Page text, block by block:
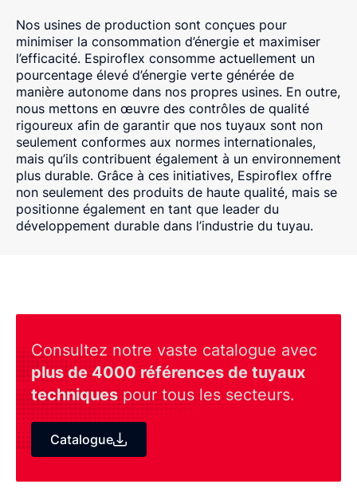
Nos usines de production sont conçues pour
minimiser la consommation d’énergie et maximiser
l’efficacité. Espiroflex consomme actuellement un
pourcentage élevé d’énergie verte générée de
manière autonome dans nos propres usines. En outre,
nous mettons en œuvre des contrôles de qualité
rigoureux afin de garantir que nos tuyaux sont non
seulement conformes aux normes internationales,
mais qu’ils contribuent également à un environnement
plus durable. Grâce à ces initiatives, Espiroflex offre
non seulement des produits de haute qualité, mais se
positionne également en tant que leader du
développement durable dans l’industrie du tuyau.
Consultez notre vaste catalogue avec
plus de 4000 références de tuyaux
techniques pour tous les secteurs.
Catalogue